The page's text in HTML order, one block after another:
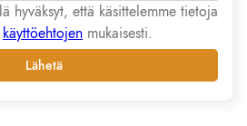
hyväksyt, että käsittelemme tietoja
käyttöehtojen mukaisesti.
Lähetä